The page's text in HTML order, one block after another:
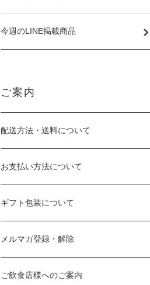
今週のLINE掲載商品
ご案内
配送方法・送料について
お支払い方法について
ギフト包装について
メルマガ登録・解除
ご飲食店様へのご案内